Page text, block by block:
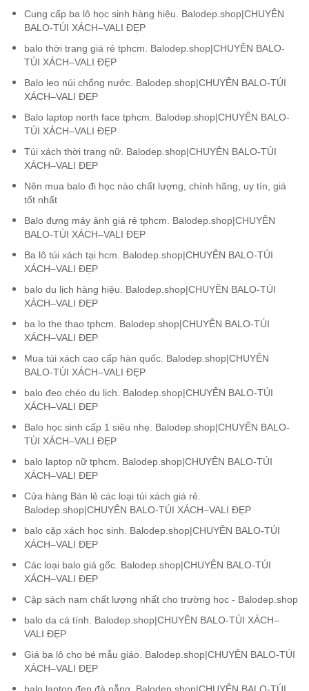
Cung cấp ba lô học sinh hàng hiệu. Balodep.shop|CHUYÊN
BALO-TÚI XÁCH–VALI ĐẸP
balo thời trang giá rẻ tphcm. Balodep.shop|CHUYÊN BALO-
TÚI XÁCH–VALI ĐẸP
Balo leo núi chống nước. Balodep.shop|CHUYÊN BALO-TÚI
XÁCH–VALI ĐẸP
Balo laptop north face tphcm. Balodep.shop|CHUYÊN BALO-
TÚI XÁCH–VALI ĐẸP
Túi xách thời trang nữ. Balodep.shop|CHUYÊN BALO-TÚI
XÁCH–VALI ĐẸP
Nên mua balo đi học nào chất lượng, chính hãng, uy tín, giá
tốt nhất
Balo đựng máy ảnh giá rẻ tphcm. Balodep.shop|CHUYÊN
BALO-TÚI XÁCH–VALI ĐẸP
Ba lô túi xách tại hcm. Balodep.shop|CHUYÊN BALO-TÚI
XÁCH–VALI ĐẸP
balo du lịch hàng hiệu. Balodep.shop|CHUYÊN BALO-TÚI
XÁCH–VALI ĐẸP
ba lo the thao tphcm. Balodep.shop|CHUYÊN BALO-TÚI
XÁCH–VALI ĐẸP
Mua túi xách cao cấp hàn quốc. Balodep.shop|CHUYÊN
BALO-TÚI XÁCH–VALI ĐẸP
balo đeo chéo du lịch. Balodep.shop|CHUYÊN BALO-TÚI
XÁCH–VALI ĐẸP
Balo học sinh cấp 1 siêu nhẹ. Balodep.shop|CHUYÊN BALO-
TÚI XÁCH–VALI ĐẸP
balo laptop nữ tphcm. Balodep.shop|CHUYÊN BALO-TÚI
XÁCH–VALI ĐẸP
Cửa hàng Bán lẻ các loại túi xách giá rẻ.
Balodep.shop|CHUYÊN BALO-TÚI XÁCH–VALI ĐẸP
balo cặp xách học sinh. Balodep.shop|CHUYÊN BALO-TÚI
XÁCH–VALI ĐẸP
Các loại balo giá gốc. Balodep.shop|CHUYÊN BALO-TÚI
XÁCH–VALI ĐẸP
Cặp sách nam chất lượng nhất cho trường học - Balodep.shop
balo da cá tính. Balodep.shop|CHUYÊN BALO-TÚI XÁCH–
VALI ĐẸP
Giá ba lô cho bé mẫu giáo. Balodep.shop|CHUYÊN BALO-TÚI
XÁCH–VALI ĐẸP